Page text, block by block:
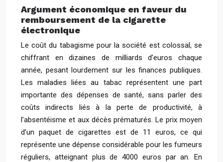
Argument économique en faveur du
remboursement de la cigarette
électronique
Le coût du tabagisme pour la société est colossal, se
chiffrant en dizaines de milliards d’euros chaque
année, pesant lourdement sur les finances publiques.
Les maladies liées au tabac représentent une part
importante des dépenses de santé, sans parler des
coûts indirects liés à la perte de productivité, à
l’absentéisme et aux décès prématurés. Le prix moyen
d’un paquet de cigarettes est de 11 euros, ce qui
représente une dépense considérable pour les fumeurs
réguliers, atteignant plus de 4000 euros par an. En